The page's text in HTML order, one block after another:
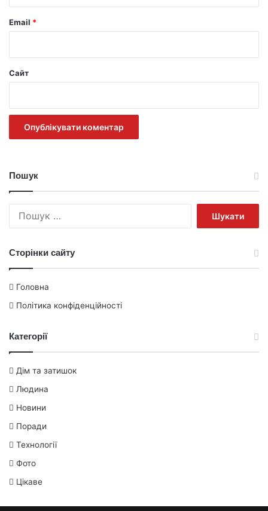
Email *
Сайт
Пошук
Сторінки сайту
Головна
Політика конфіденційності
Категорії
Дім та затишок
Людина
Новини
Поради
Технології
Фото
Цікаве